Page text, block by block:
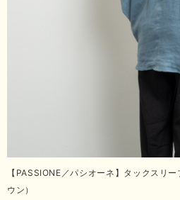
【PASSIONE／パシオーネ】タックスリ
ウン）